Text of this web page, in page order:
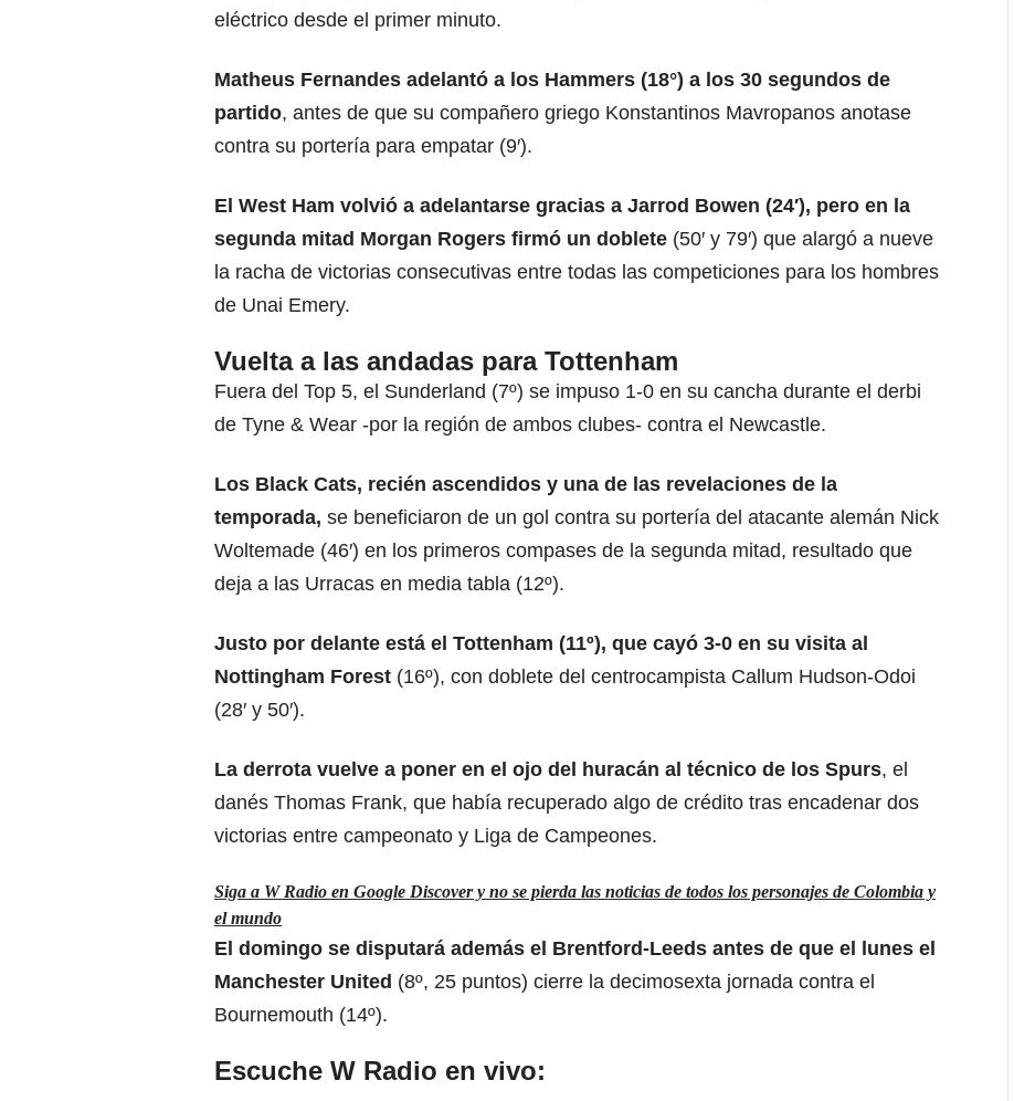
eléctrico desde el primer minuto.
Matheus Fernandes adelantó a los Hammers (18°) a los 30 segundos de
partido, antes de que su compañero griego Konstantinos Mavropanos anotase
contra su portería para empatar (9′).
El West Ham volvió a adelantarse gracias a Jarrod Bowen (24′), pero en la
segunda mitad Morgan Rogers firmó un doblete (50′ y 79′) que alargó a nueve
la racha de victorias consecutivas entre todas las competiciones para los hombres
de Unai Emery.
Vuelta a las andadas para Tottenham
Fuera del Top 5, el Sunderland (7º) se impuso 1-0 en su cancha durante el derbi
de Tyne & Wear -por la región de ambos clubes- contra el Newcastle.
Los Black Cats, recién ascendidos y una de las revelaciones de la
temporada, se beneficiaron de un gol contra su portería del atacante alemán Nick
Woltemade (46′) en los primeros compases de la segunda mitad, resultado que
deja a las Urracas en media tabla (12º).
Justo por delante está el Tottenham (11º), que cayó 3-0 en su visita al
Nottingham Forest (16º), con doblete del centrocampista Callum Hudson-Odoi
(28′ y 50′).
La derrota vuelve a poner en el ojo del huracán a l técnico de los Spurs, el
danés Thomas Frank, que había recuperado algo de crédito tras encadenar dos
victorias entre campeonato y Liga de Campeones.
Siga a W Radio en Google Discover y no se pierda las noticias de todos los personajes de Colombia y
el mundo
El domingo se disputará además el Brentford-Leeds antes de que el lunes el
Manchester United (8º, 25 puntos) cierre la decimosexta jornada contra el
Bournemouth (14º).
Escuche W Radio en vivo: